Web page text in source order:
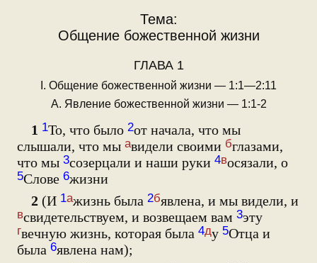
Тема:
Общение божественной жизни
ГЛАВА 1
I. Общение божественной жизни — 1:1—2:11
А. Явление божественной жизни — 1:1-2
1 1То, что было 2от начала, что мы
слышали, что мы авидели своими бглазами,
что мы 3созерцали и наши руки 4восязали, о
5Слове 6жизни
2 (И 1ажизнь была 2бявлена, и мы видели, и
всвидетельствуем, и возвещаем вам 3эту
гвечную жизнь, которая была 4ду 5Отца и
была 6явлена нам);